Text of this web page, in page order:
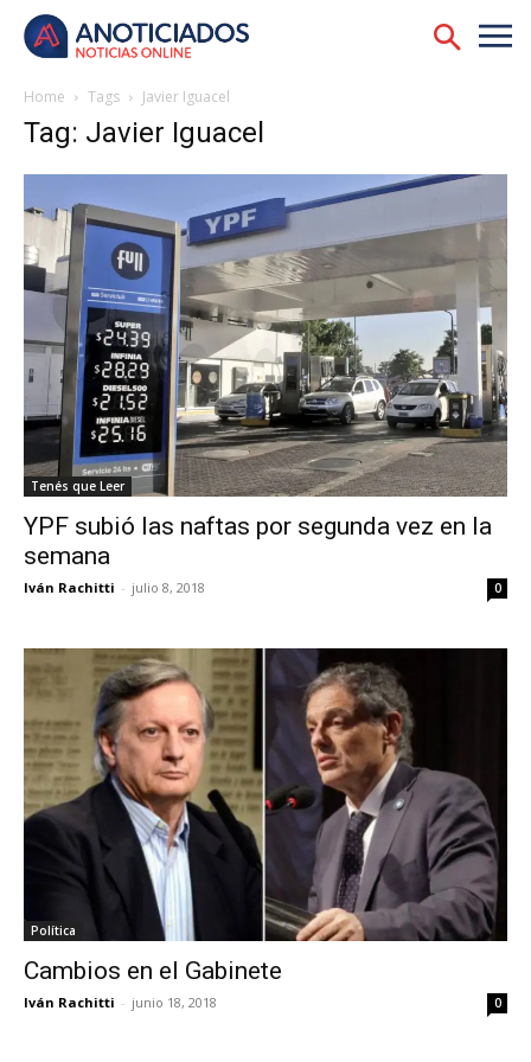
Home Tags Javier Iguacel
Tag: Javier Iguacel
Tenés que Leer
YPF subió las naftas por segunda vez en la
semana
Iván Rachitti - julio 8, 2018 0
Política
Cambios en el Gabinete
Iván Rachitti - junio 18, 2018 0